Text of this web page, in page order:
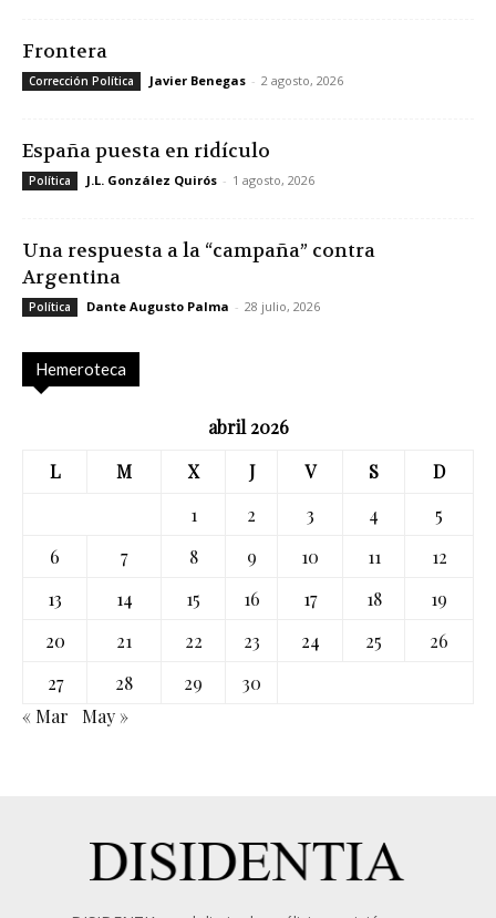
Frontera
Corrección Política Javier Benegas - 2 agosto, 2026
España puesta en ridículo
Política J.L. González Quirós - 1 agosto, 2026
Una respuesta a la “campaña” contra
Argentina
Política Dante Augusto Palma - 28 julio, 2026
Hemeroteca
abril 2026
L
M X J V S
D
1
2 3 4
5
6
7 8 9 10 11
12
13
14 15 16 17 18
19
20
21 22 23 24 25
26
27
28 29
30
« Mar
May »